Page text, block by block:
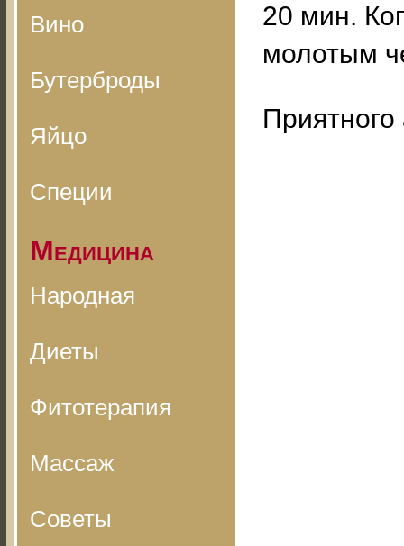
Вино
Бутерброды
Яйцо
Специи
Медицина
Народная
Диеты
Фитотерапия
Массаж
Советы
20 мин.
молотым
Приятного